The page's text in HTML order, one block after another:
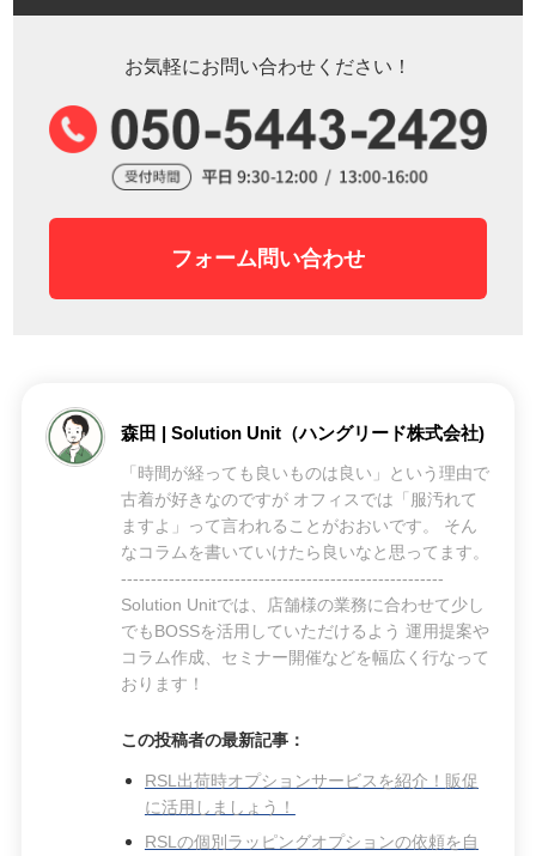
お気軽にお問い合わせください！
フォーム問い合わせ
森田 | Solution Unit（ハングリード株式会社)
「時間が経っても良いものは良い」という理由で
古着が好きなのですが オフィスでは「服汚れて
ますよ」って言われることがおおいです。 そん
なコラムを書いていけたら良いなと思ってます。
------------------------------------------------------
Solution Unitでは、店舗様の業務に合わせて少し
でもBOSSを活用していただけるよう 運用提案や
コラム作成、セミナー開催などを幅広く行なって
おります！
この投稿者の最新記事：
RSL出荷時オプションサービスを紹介！販促
に活用しましょう！
RSLの個別ラッピングオプションの依頼を自